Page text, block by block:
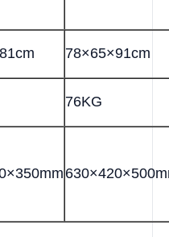
78×65×91cm
76KG